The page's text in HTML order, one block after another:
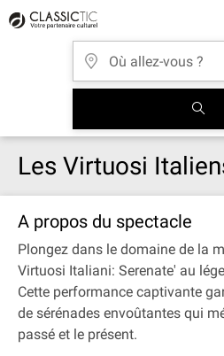
Les Virtuosi
A propos du spectacle
Plongez dans le domaine de la
Virtuosi Italiani: Serenate' au
Cette performance captivante
de sérénades envoûtantes qui
passé et le présent.